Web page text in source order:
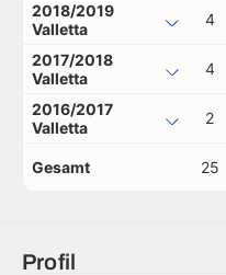
2018/2019
Valletta
4
2017/2018
Valletta
4
2016/2017
Valletta
2
Gesamt 25
Profil